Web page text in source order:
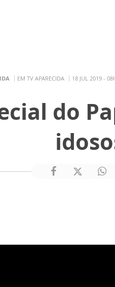
EM TV APARECIDA 18 JUL 2019 -
do